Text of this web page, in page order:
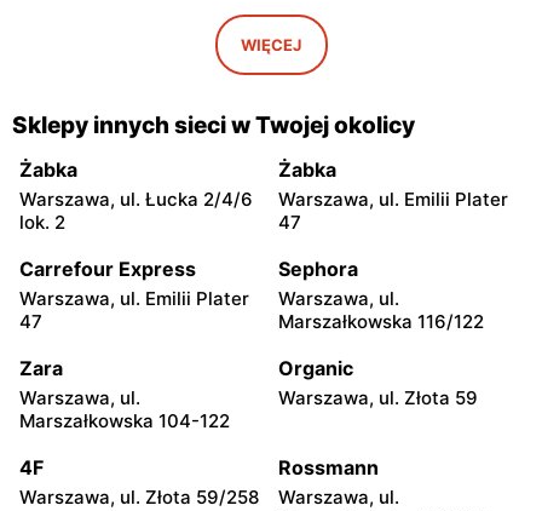
Warszawa, ul. Krakowskie
Carrefour Express
Warszawa, ul. Antonia
Corazziego 2A
Carrefour Express
Warszawa, ul. Radna 2/4
Carrefour Express
Warszawa, ul. Dobra 17
Carrefour Express
Warszawa, ul.
Carrefour Express
Warszawa, ul. Koszykowa 1
Carrefour Express
Warszawa, ul. Krakowskie
Carrefour Express
Warszawa, ul. Mokotowska
Carrefour Express
Warszawa, ul. Mokotowska
Carrefour Express
Carrefour Express Carrefour Express
WIĘCEJ
Sklepy innych sieci w Twojej okolicy
Żabka
Warszawa, ul. Łucka 2/4/6
lok. 2
Żabka
Warszawa, ul. Emilii Plater
47
Carrefour Express
Warszawa, ul. Emilii Plater
47
Sephora
Warszawa, ul.
Marszałkowska 116/122
Zara
Warszawa, ul.
Marszałkowska 104-122
Organic
Warszawa, ul. Złota 59
4F
Warszawa, ul. Złota 59/258
Rossmann
Warszawa, ul.